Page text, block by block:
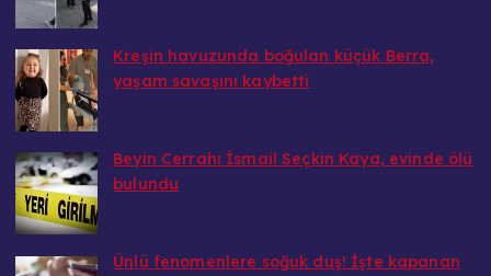
Kreşin havuzunda boğulan küçük Berra,
yaşam savaşını kaybetti
Beyin Cerrahı İsmail Seçkin Kaya, evinde ölü
bulundu
Ünlü fenomenlere soğuk duş! İşte kapanan